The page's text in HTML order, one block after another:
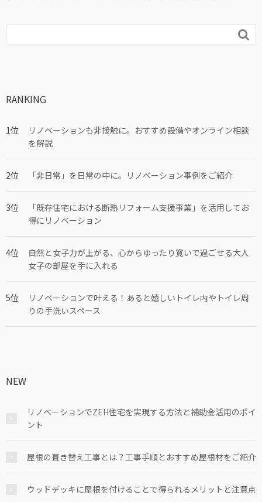

RANKING
リノベーションも非接触に。おすすめ設備やオンライン相談
を解説
「非日常」を日常の中に。リノベーション事例をご紹介
「既存住宅における断熱リフォーム支援事業」を活用してお
得にリノベーション
自然と女子力が上がる、心からゆったり寛いで過ごせる大人
女子の部屋を手に入れる
リノベーションで叶える！あると嬉しいトイレ内やトイレ周
りの手洗いスペース
NEW
リノベーションでZEH住宅を実現する方法と補助金活用のポイ
ント
屋根の葺き替え工事とは？工事手順とおすすめ屋根材をご紹介
ウッドデッキに屋根を付けることで得られるメリットと注意点